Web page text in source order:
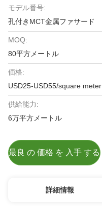
モデル番号:
孔付きMCT金属ファサード
MOQ:
80平方メートル
価格:
USD25-USD55/square meter
供給能力:
6万平方メートル
最良 の 価格 を 入手 する
詳細情報